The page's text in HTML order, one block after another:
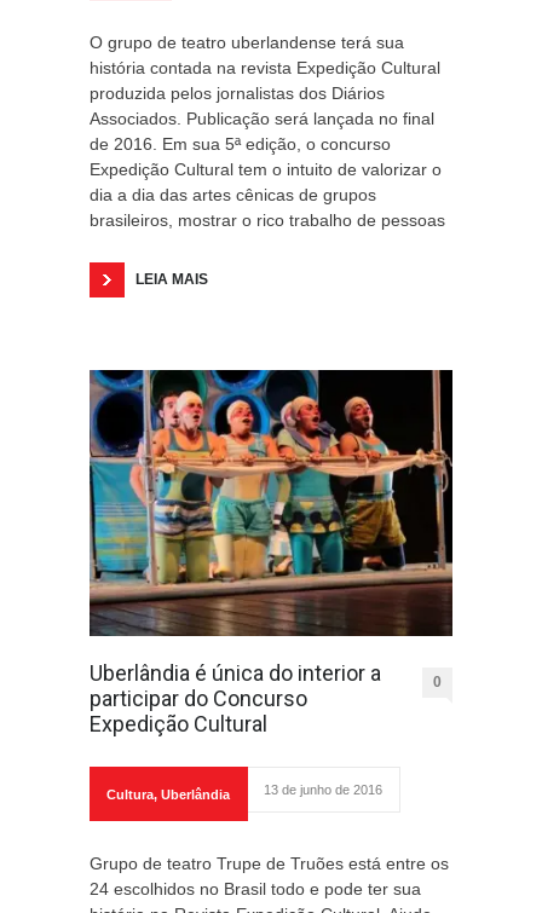
O grupo de teatro uberlandense terá sua
história contada na revista Expedição Cultural
produzida pelos jornalistas dos Diários
Associados. Publicação será lançada no final
de 2016. Em sua 5ª edição, o concurso
Expedição Cultural tem o intuito de valorizar o
dia a dia das artes cênicas de grupos
brasileiros, mostrar o rico trabalho de pessoas
LEIA MAIS
Uberlândia é única do interior a
participar do Concurso
Expedição Cultural
0
Cultura, Uberlândia 13 de junho de 2016
Grupo de teatro Trupe de Truões está entre os
24 escolhidos no Brasil todo e pode ter sua